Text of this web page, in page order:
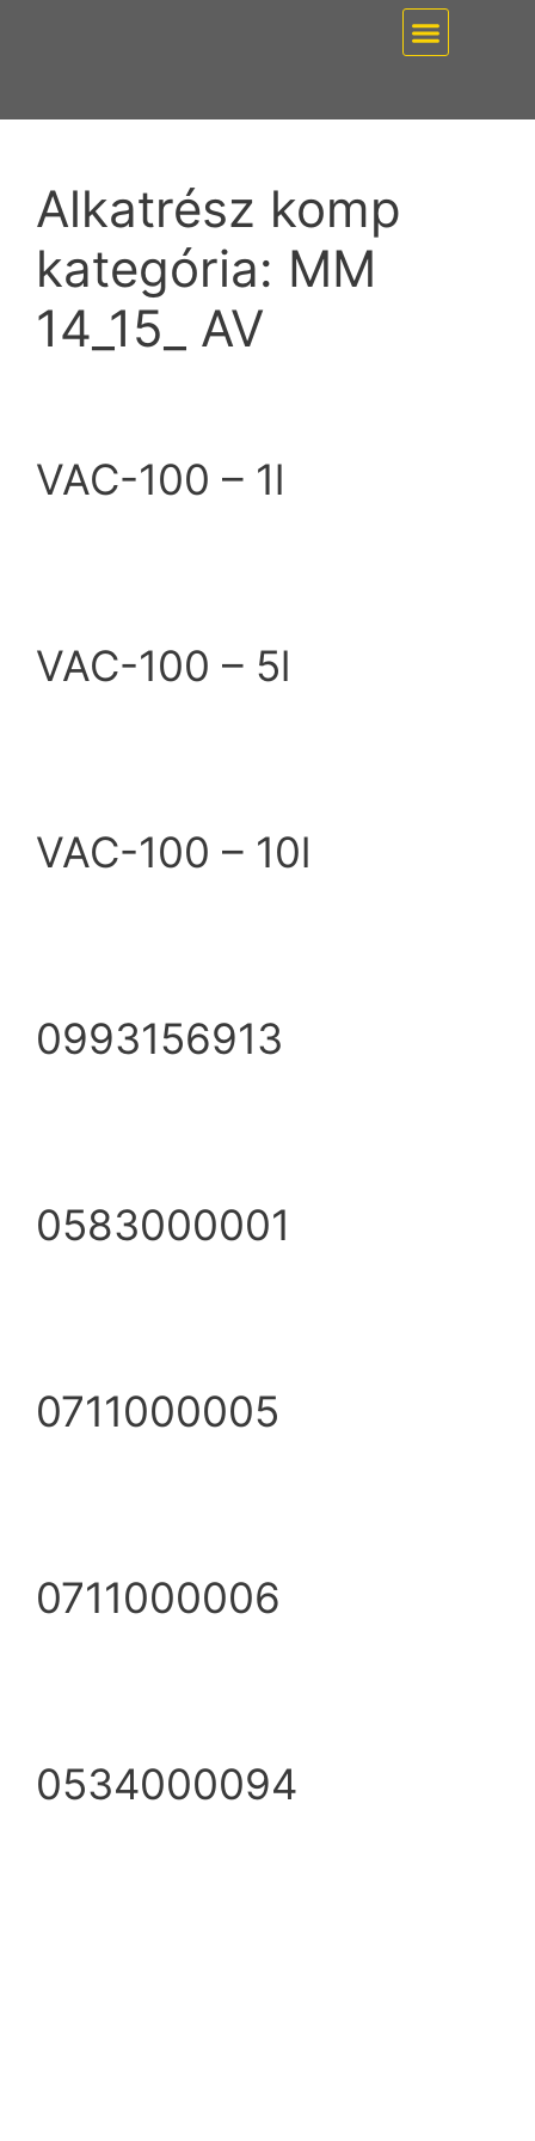
Alkatrész komp
kategória: MM
14_15_ AV
VAC-100 – 1l
VAC-100 – 5l
VAC-100 – 10l
0993156913
0583000001
0711000005
0711000006
0534000094